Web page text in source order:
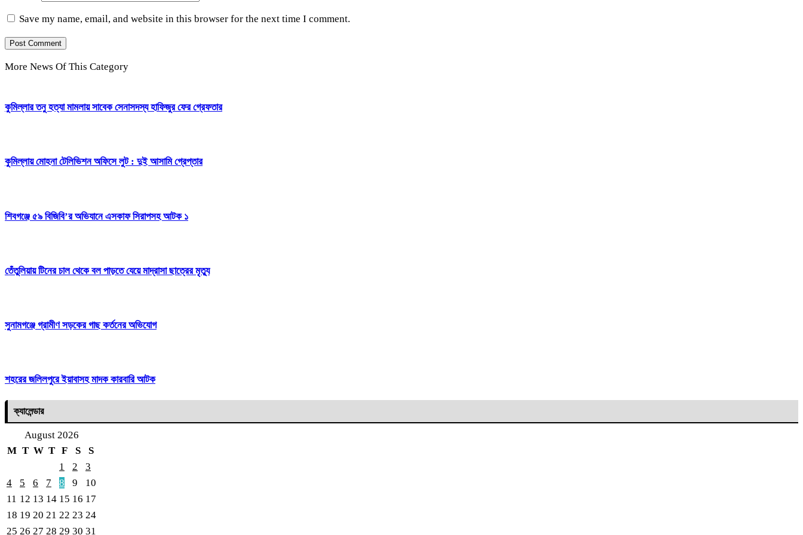
Save my name, email, and website in this browser for the next time I comment.
More News Of This Category
কুমিল্লার তনু হত্যা মামলায় সাবেক সেনাসদস্য হাফিজুর ফের গ্রেফতার
কুমিল্লায় মোহনা টেলিভিশন অফিসে লুট : দুই আসামি গ্রেপ্তার
শিবগঞ্জে ৫৯ বিজিবি’র অভিযানে এসকাফ সিরাপসহ আটক ১
তেঁতুলিয়ায় টিনের চাল থেকে বল পাড়তে যেয়ে মাদ্রাসা ছাত্রের মৃত্যু
সুনামগঞ্জে গ্রামীণ সড়কের গাছ কর্তনের অভিযোগ
শহরের জলিলপুরে ইয়াবাসহ মাদক কারবারি আটক
ক্যালেন্ডার
August 2026
M T W T F S
S
1
2
3
4
5 6 7 8 9
10
11 12 13 14 15 16 17
18 19 20 21 22 23 24
25 26 27 28 29 30 31